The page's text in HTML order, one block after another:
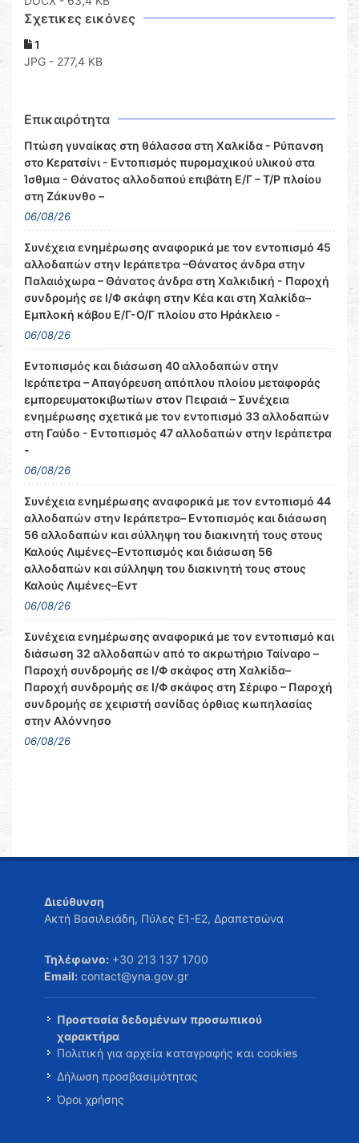
Σχετικες εικόνες
1
JPG - 277,4 KB
Επικαιρότητα
Πτώση γυναίκας στη θάλασσα στη Χαλκίδα - Ρύπανση
στο Κερατσίνι - Εντοπισμός πυρομαχικού υλικού στα
Ίσθμια - Θάνατος αλλοδαπού επιβάτη Ε/Γ – Τ/Ρ πλοίου
στη Ζάκυνθο –
06/08/26
Συνέχεια ενημέρωσης αναφορικά με τον εντοπισμό 45
αλλοδαπών στην Ιεράπετρα –Θάνατος άνδρα στην
Παλαιόχωρα – Θάνατος άνδρα στη Χαλκιδική - Παροχή
συνδρομής σε Ι/Φ σκάφη στην Κέα και στη Χαλκίδα–
Εμπλοκή κάβου Ε/Γ-Ο/Γ πλοίου στο Ηράκλειο -
06/08/26
Εντοπισμός και διάσωση 40 αλλοδαπών στην
Ιεράπετρα – Απαγόρευση απόπλου πλοίου μεταφοράς
εμπορευματοκιβωτίων στον Πειραιά – Συνέχεια
ενημέρωσης σχετικά με τον εντοπισμό 33 αλλοδαπών
στη Γαύδο - Εντοπισμός 47 αλλοδαπών στην Ιεράπετρα
-
06/08/26
Συνέχεια ενημέρωσης αναφορικά με τον εντοπισμό 44
αλλοδαπών στην Ιεράπετρα– Εντοπισμός και διάσωση
56 αλλοδαπών και σύλληψη του διακινητή τους στους
Καλούς Λιμένες–Εντοπισμός και διάσωση 56
αλλοδαπών και σύλληψη του διακινητή τους στους
Καλούς Λιμένες–Εντ
06/08/26
Συνέχεια ενημέρωσης αναφορικά με τον εντοπισμό και
διάσωση 32 αλλοδαπών από το ακρωτήριο Ταίναρο –
Παροχή συνδρομής σε Ι/Φ σκάφος στη Χαλκίδα–
Παροχή συνδρομής σε Ι/Φ σκάφος στη Σέριφο – Παροχή
συνδρομής σε χειριστή σανίδας όρθιας κωπηλασίας
στην Αλόννησο
06/08/26
Διεύθυνση
Ακτή Βασιλειάδη, Πύλες Ε1-Ε2, Δραπετσώνα
Τηλέφωνο: +30 213 137 1700
Email: contact@yna.gov.gr
Προστασία δεδομένων προσωπικού
χαρακτήρα
Πολιτική για αρχεία καταγραφής και cookies
Δήλωση προσβασιμότητας
Όροι χρήσης